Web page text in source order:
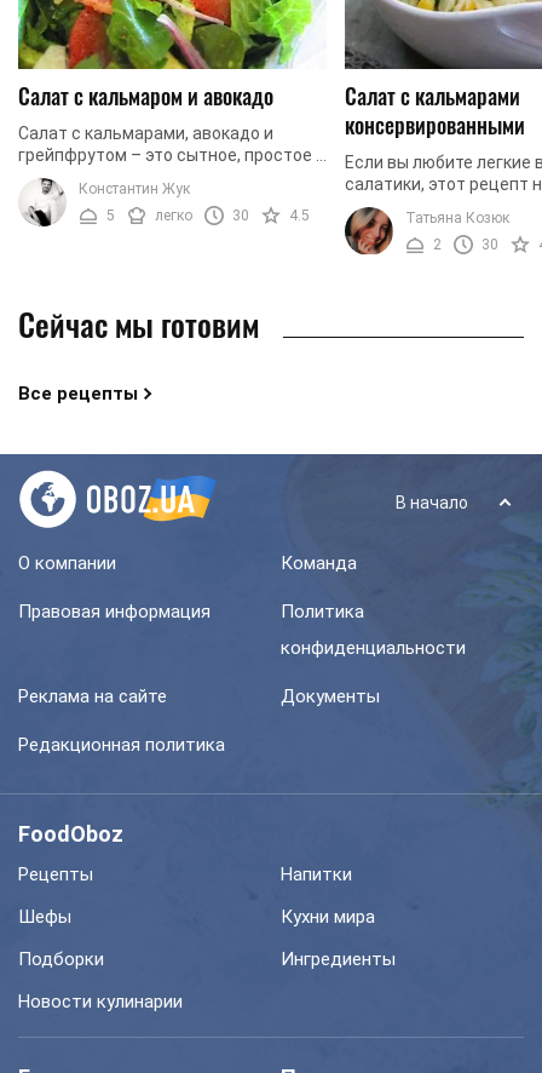
Салат с кальмаром и авокадо
Салат с кальмарами, авокадо и
грейпфрутом – это сытное, простое и
быстрое в приготовлении блюдо,
которое, благодаря количеству белка
в составе ...
Константин Жук
5
легко 30 4.5
Салат с кальмарами
консервированными
Если вы любите легкие
салатики, этот рецепт
заинтересует. Мы
приготовить салат с
консервированными
Татьяна Козюк
2
30
Сейчас мы готовим
Все рецепты
В начало
О компании Команда
Правовая информация
Политика
конфиденциальности
Реклама на сайте Документы
Редакционная политика
FoodOboz
Рецепты
Напитки
Шефы
Кухни мира
Подборки
Ингредиенты
Новости кулинарии